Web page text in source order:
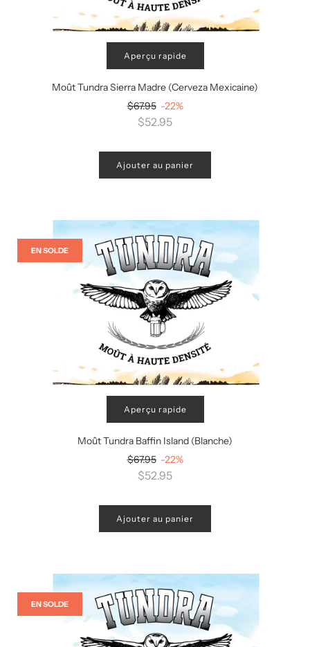
Aperçu rapide
Moût Tundra Sierra Madre (Cerveza Mexicaine)
Prix
régulier
$67.95 -22%
$52.95
Ajouter au panier
Aperçu rapide
Moût Tundra Baffin Island (Blanche)
Prix
régulier
$67.95 -22%
$52.95
Ajouter au panier
EN SOLDE
EN SOLDE